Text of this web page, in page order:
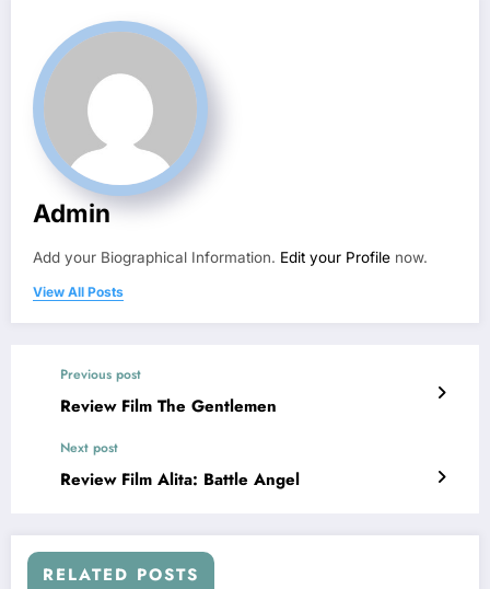
Admin
Add your Biographical Information. Edit your Profile now.
View All Posts
Previous post
Review Film The Gentlemen
Next post
Review Film Alita: Battle Angel
RELATED POSTS